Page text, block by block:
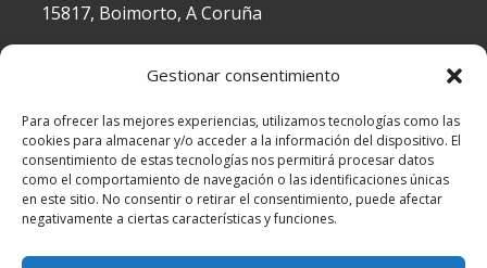
Gestionar consentimiento
Para ofrecer las mejores experiencias, utilizamos tecnologías como las
cookies para almacenar y/o acceder a la información del dispositivo. El
consentimiento de estas tecnologías nos permitirá procesar datos
como el comportamiento de navegación o las identificaciones únicas
en este sitio. No consentir o retirar el consentimiento, puede afectar
negativamente a ciertas características y funciones.
15817, Boimorto, A Coruña
Aviso Legal
Política de Cookies
Política de Privacidad